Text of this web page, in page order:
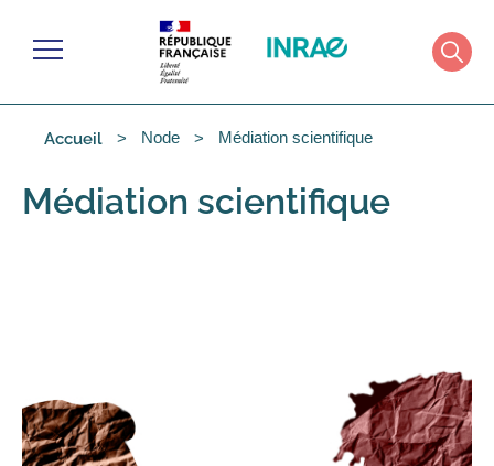
Menu
Accueil Node Médiation scientifique
Médiation scientifique
Cookies management panel